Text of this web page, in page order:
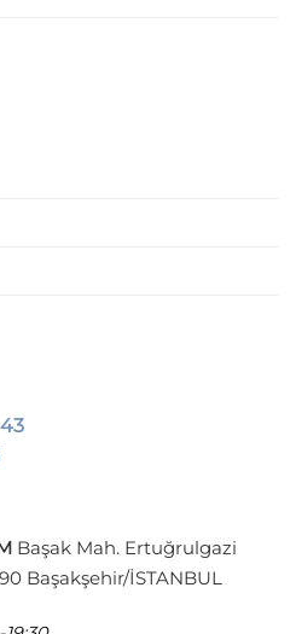
Başak Mah. Ertuğrulgazi
Başakşehir/İSTANBUL